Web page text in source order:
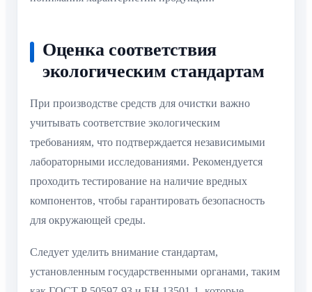
Оценка соответствия
экологическим стандартам
При производстве средств для очистки важно
учитывать соответствие экологическим
требованиям, что подтверждается независимыми
лабораторными исследованиями. Рекомендуется
проходить тестирование на наличие вредных
компонентов, чтобы гарантировать безопасность
для окружающей среды.
Следует уделить внимание стандартам,
установленным государственными органами, таким